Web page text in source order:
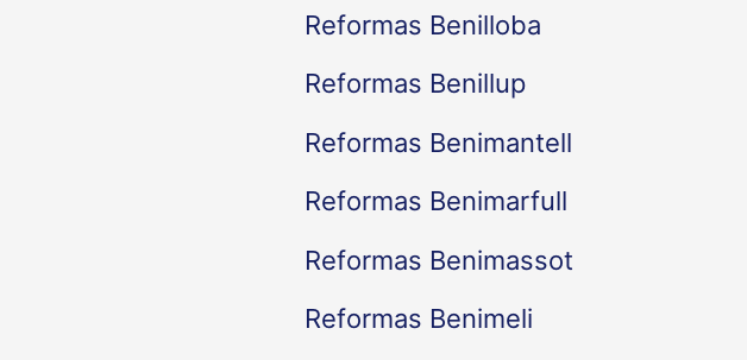
Reformas Benilloba
Reformas Benillup
Reformas Benimantell
Reformas Benimarfull
Reformas Benimassot
Reformas Benimeli